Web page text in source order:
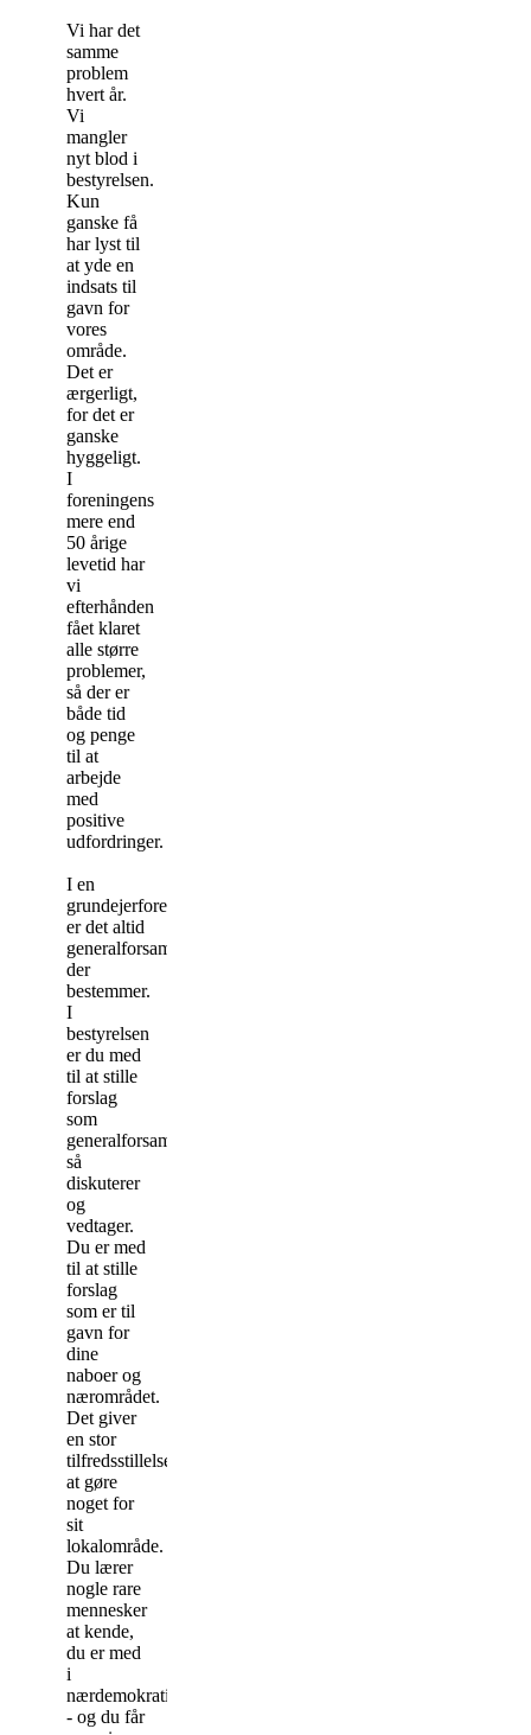
Vi har det
samme
problem
hvert år.
Vi
mangler
nyt blod i
bestyrelsen.
Kun
ganske få
har lyst til
at yde en
indsats til
gavn for
vores
område.
Det er
ærgerligt,
for det er
ganske
hyggeligt.
I
foreningens
mere end
50 årige
levetid har
vi
efterhånden
fået klaret
alle større
problemer,
så der er
både tid
og penge
til at
arbejde
med
positive
udfordringer.
I en
grundejerforening
er det altid
generalforsamlingen
der
bestemmer.
I
bestyrelsen
er du med
til at stille
forslag
som
generalforsamlingen
så
diskuterer
og
vedtager.
Du er med
til at stille
forslag
som er til
gavn for
dine
naboer og
nærområdet.
Det giver
en stor
tilfredsstillelse
at gøre
noget for
sit
lokalområde.
Du lærer
nogle rare
mennesker
at kende,
du er med
i
nærdemokratiet
- og du får